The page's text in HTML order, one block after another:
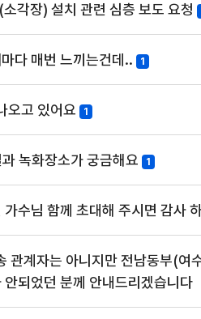
각장) 설치 관련 심층 보도 요청
다 매번 느끼는건데.. 1
오고 있어요 1
녹화장소가 궁금해요 1
수님 함께 초대해 주시면 감사
관계자는 아니지만 전남동부(여
되었던 분께 안내드리겠습니다